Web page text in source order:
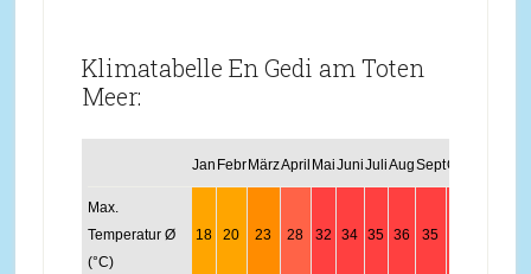
Klimatabelle En Gedi am Toten
Meer:
Jan Febr MärzApril MaiJuniJuliAugSeptOkt
Max.
Temperatur Ø
(°C)
18 20 23 28 32 34 35 36 35